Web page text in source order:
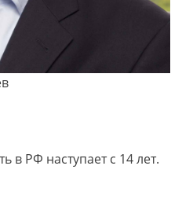
в РФ наступает с 14 лет.